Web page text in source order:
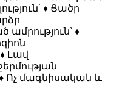
♦ Ցածր
♦
Լավ
♦ Ոչ մագնիսական և